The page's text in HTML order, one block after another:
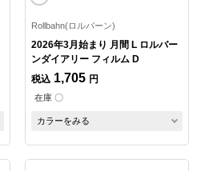
Rollbahn(ロルバーン)
2026年3月始まり 月間 L ロルバー
ンダイアリー フィルム D
税込 1,705 円
在庫 〇
カラーをみる